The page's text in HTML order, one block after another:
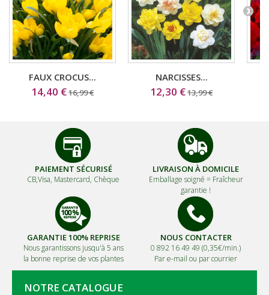
FAUX CROCUS...
14,40 €16,99 €
NARCISSES...
12,30 €13,99 €
PAIEMENT SÉCURISÉ
CB,Visa, Mastercard, Chèque
LIVRAISON À DOMICILE
Emballage soigné = Fraîcheur
garantie !
GARANTIE 100% REPRISE
Nous garantissons jusqu'à 5 ans
la bonne reprise de vos plantes
NOUS CONTACTER
0 892 16 49 49 (0,35€/min.)
Par e-mail ou par courrier
NOTRE CATALOGUE